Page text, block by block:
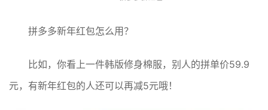
拼多多新年红包怎么用？
比如，你看上一件韩版修身棉服，别人的拼单价59.9
元，有新年红包的人还可以再减5元哦！